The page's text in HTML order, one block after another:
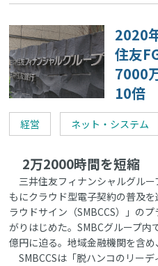
2020
住友
7000
10倍
経営 ネット・システム
2万2000時間を短縮
三井住友フィナンシャルグルー
もにクラウド型電子契約の普及
ラウドサイン（SMBCCS）」の
がりはじめた。SMBCグループ
億円に迫る。地域金融機関を含め
SMBCCSは「脱ハンコのリー